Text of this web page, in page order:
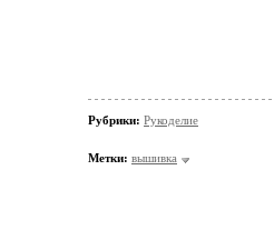
Рубрики: Рукоделие
Метки: вышивка